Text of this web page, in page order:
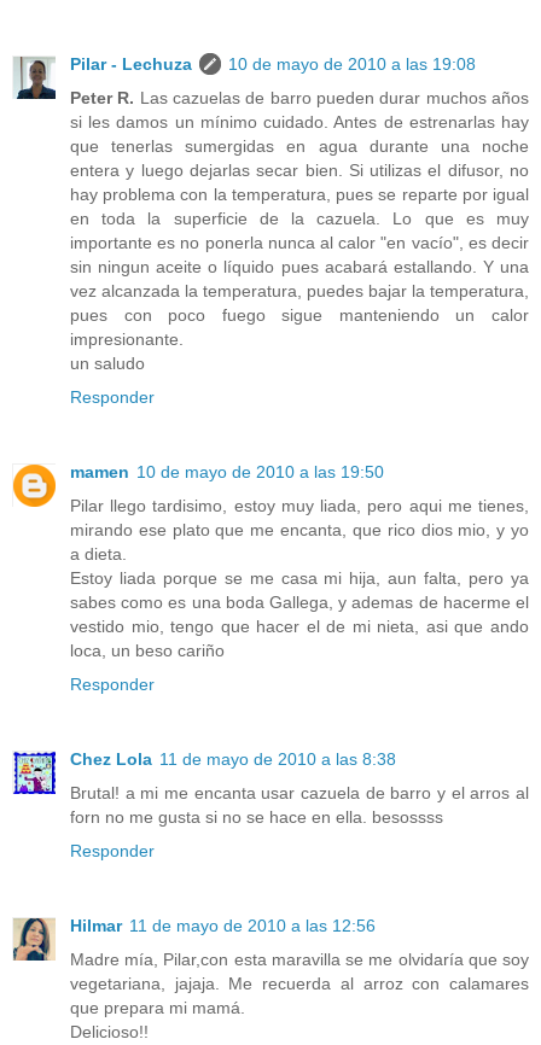
Pilar - Lechuza
10 de mayo de 2010 a las 19:08
Peter R. Las cazuelas de barro pueden durar muchos años
si les damos un mínimo cuidado. Antes de estrenarlas hay
que tenerlas sumergidas en agua durante una noche
entera y luego dejarlas secar bien. Si utilizas el difusor, no
hay problema con la temperatura, pues se reparte por igual
en toda la superficie de la cazuela. Lo que es muy
importante es no ponerla nunca al calor "en vacío", es decir
sin ningun aceite o líquido pues acabará estallando. Y una
vez alcanzada la temperatura, puedes bajar la temperatura,
pues con poco fuego sigue manteniendo un calor
impresionante.
un saludo
Responder
mamen 10 de mayo de 2010 a las 19:50
Pilar llego tardisimo, estoy muy liada, pero aqui me tienes,
mirando ese plato que me encanta, que rico dios mio, y yo
a dieta.
Estoy liada porque se me casa mi hija, aun falta, pero ya
sabes como es una boda Gallega, y ademas de hacerme el
vestido mio, tengo que hacer el de mi nieta, asi que ando
loca, un beso cariño
Responder
Chez Lola 11 de mayo de 2010 a las 8:38
Brutal! a mi me encanta usar cazuela de barro y el arros al
forn no me gusta si no se hace en ella. besossss
Responder
Hilmar 11 de mayo de 2010 a las 12:56
Madre mía, Pilar,con esta maravilla se me olvidaría que soy
vegetariana, jajaja. Me recuerda al arroz con calamares
que prepara mi mamá.
Delicioso!!